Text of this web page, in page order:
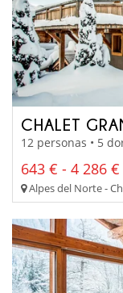
CHALET
12 personas • 5
643 € - 4 286 €
Alpes del Norte -